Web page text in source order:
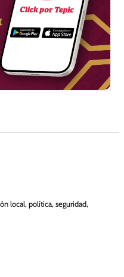
local, política, seguridad,